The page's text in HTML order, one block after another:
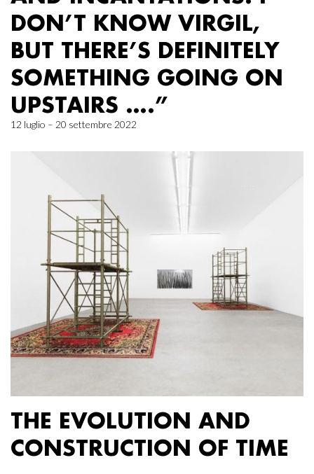
DON’T KNOW VIRGIL,
BUT THERE’S DEFINITELY
SOMETHING GOING ON
UPSTAIRS ….”
12 luglio – 20 settembre 2022
THE EVOLUTION AND
CONSTRUCTION OF TIME